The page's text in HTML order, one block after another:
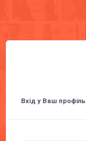
Вхід у Ваш профіль